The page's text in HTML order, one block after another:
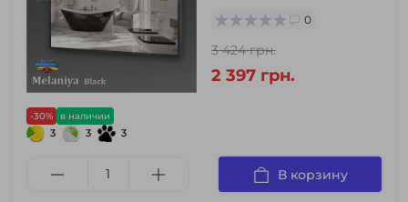
-30% в наличии
3 3 3
0
3 424 грн.
2 397 грн.
В корзину